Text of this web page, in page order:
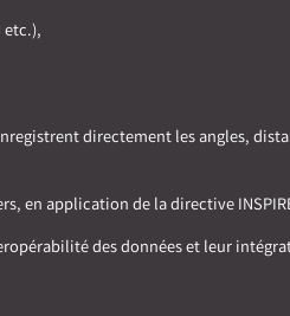
directement les angles,
en application de la directive
des données et leur